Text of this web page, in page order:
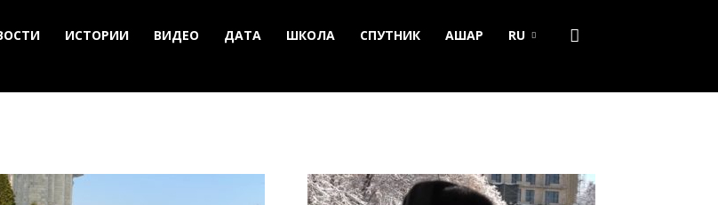
ИСТОРИИ ВИДЕО ДАТА ШКОЛА СПУТНИК АШАР RU